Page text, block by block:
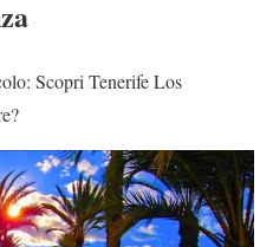
Scopri Tenerife Los